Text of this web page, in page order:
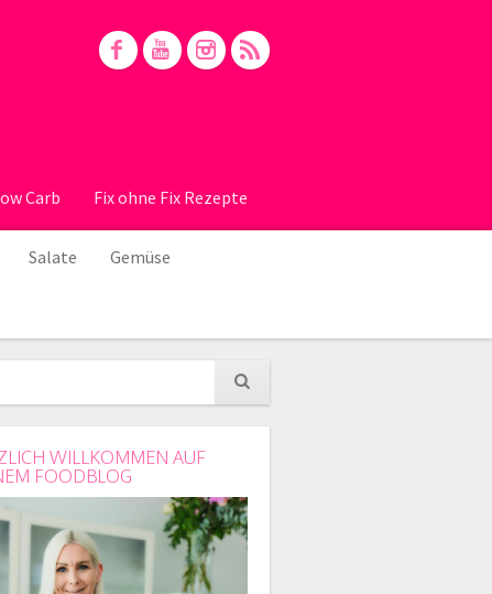
Carb Fix ohne Fix Rezepte
Salate Gemüse
WILLKOMMEN AUF
FOODBLOG